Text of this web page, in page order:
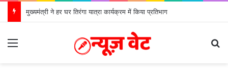
मुख्यमंत्री ने हर घर तिरंगा यात्रा कार्यक्रम में किया प्रतिभाग
Menu